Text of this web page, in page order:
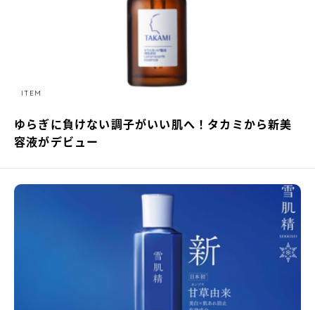
ITEM
ゆらぎに負けない調子がいい肌へ！タカミから新美
容液がデビュー